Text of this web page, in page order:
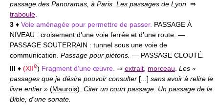
passage des Panoramas, à Paris. Les passages de Lyon. ⇒
traboule
3 ♦ Voie aménagée pour permettre de passer. PASSAGE À
NIVEAU : croisement d'une voie ferrée et d'une route. —
PASSAGE SOUTERRAIN : tunnel sous une voie de
communication. Passage pour piétons. — PASSAGE CLOUTÉ.
III ♦ (XIIe) Fragment d'une œuvre. ⇒ extrait morceau Les «
passages que je désire pouvoir consulter [...] sans avoir à relire le
livre entier » (Maurois). Citer un court passage. Un passage de la
Bible, d'une sonate.